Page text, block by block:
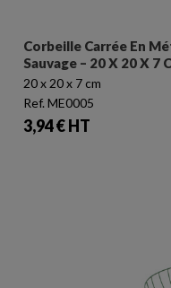
Corbeille Carrée En
Sauvage – 20 X 20 X 7
20 x 20 x 7 cm
Ref. ME0005
Prix
3,94 € HT